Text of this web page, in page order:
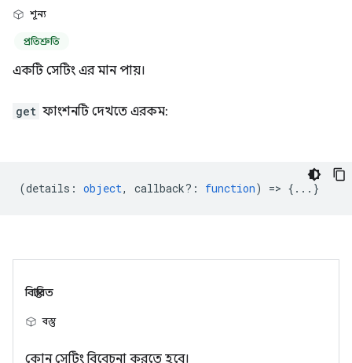
শূন্য
প্রতিশ্রুতি
একটি সেটিং এর মান পায়।
get ফাংশনটি দেখতে এরকম:
(details : object, callback? : function) => {...}
বিস্তারিত
বস্তু
কোন সেটিং বিবেচনা করতে হবে।